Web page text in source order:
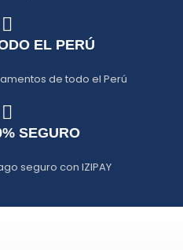
EL PERÚ
de todo el Perú
SEGURO
seguro con IZIPAY